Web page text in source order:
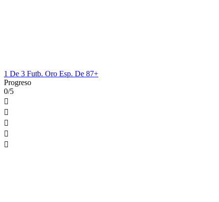
1 De 3 Futb. Oro Esp. De 87+
Progreso
0/5




